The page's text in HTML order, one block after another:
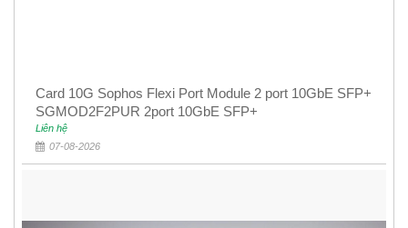
Card 10G Sophos Flexi Port Module 2 port 10GbE SFP+
SGMOD2F2PUR 2port 10GbE SFP+
Liên hệ
07-08-2026